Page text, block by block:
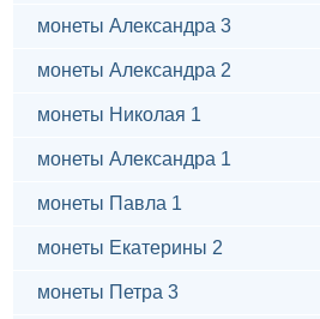
монеты Александра 3
монеты Александра 2
монеты Николая 1
монеты Александра 1
монеты Павла 1
монеты Екатерины 2
монеты Петра 3